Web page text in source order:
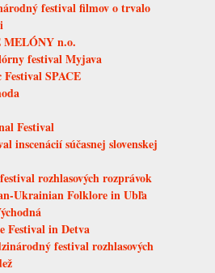
festival filmov o trvalo
MELÓNY n.o.
festival Myjava
SPACE
Festival
inscenácií súčasnej slovenskej
rozhlasových rozprávok
Ukrainian Folklore in Ubľa
Festival in Detva
festival rozhlasových